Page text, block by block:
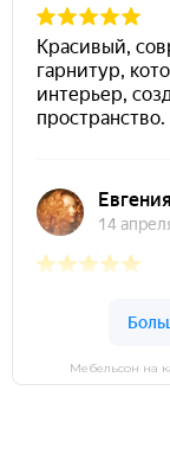
Мебельсон на